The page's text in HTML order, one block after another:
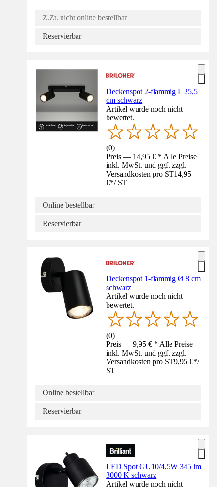
Z.Zt. nicht online bestellbar
Reservierbar
Deckenspot 2-flammig L 25,5
cm schwarz
Artikel wurde noch nicht
bewertet.
(0)
Preis — 14,95 € * Alle Preise
inkl. MwSt. und ggf. zzgl.
Versandkosten pro ST14,95
€*/ ST
Online bestellbar
Reservierbar
Deckenspot 1-flammig Ø 8 cm
schwarz
Artikel wurde noch nicht
bewertet.
(0)
Preis — 9,95 € * Alle Preise
inkl. MwSt. und ggf. zzgl.
Versandkosten pro ST9,95 €*/
ST
Online bestellbar
Reservierbar
LED Spot GU10/4,5W 345 lm
3000 K schwarz
Artikel wurde noch nicht